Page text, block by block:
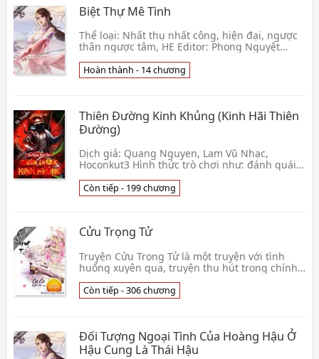
Biệt Thự Mê Tình
Thể loại: Nhất thụ nhất công, hiện đại, ngược
thân ngược tâm, HE Editor: Phong Nguyệt
vì muốn x👦 Mạn Quang
Hoàn thành - 14 chương
Thiên Đường Kinh Khủng (Kinh Hãi Thiên
Đường)
Dịch giả: Quang Nguyen, Lam Vũ Nhạc,
Hoconkut3 Hình thức trò chơi như: đánh quái,
nghiệm của t👦 Ba Ngày Ngủ Hai
Còn tiếp - 199 chương
Cửu Trọng Tử
Truyện Cửu Trọng Tử là một truyện với tình
huống xuyên qua, truyện thu hút trong chính
tình huống mở đầu, đọc truyện bạn sẽ cảm
nhận được sự👦 Chi Chi
Còn tiếp - 306 chương
Đối Tượng Ngoại Tình Của Hoàng Hậu Ở
Hậu Cung Là Thái Hậu